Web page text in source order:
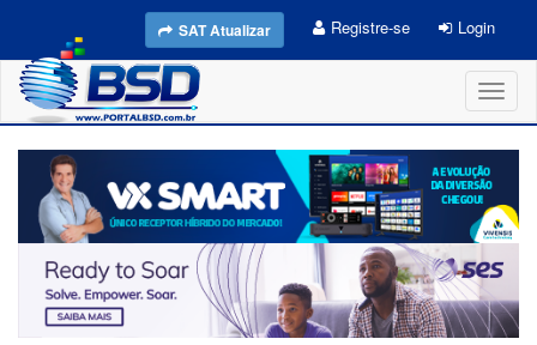
SAT Atualizar Registre-se Login